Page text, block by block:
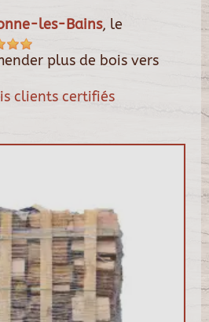
les-Bains, le
plus de bois vers
clients certifiés